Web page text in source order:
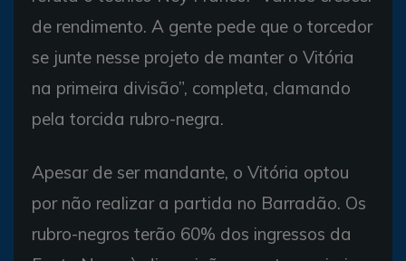
de rendimento. A gente pede que o torcedor
se junte nesse projeto de manter o Vitória
na primeira divisão”, completa, clamando
pela torcida rubro-negra.
Apesar de ser mandante, o Vitória optou
por não realizar a partida no Barradão. Os
rubro-negros terão 60% dos ingressos da